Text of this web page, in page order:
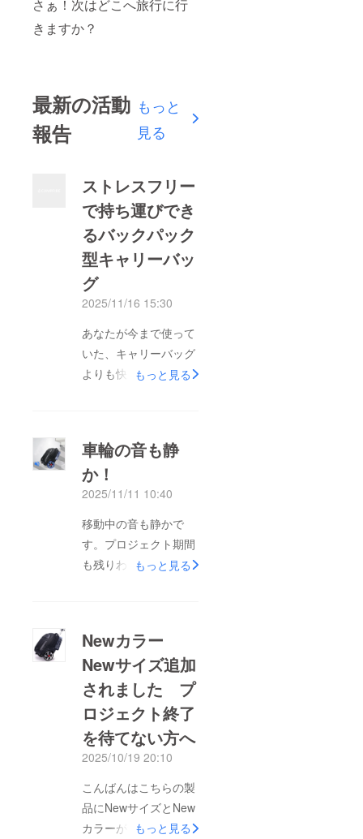
さぁ！次はどこへ旅行に行
きますか？
最新の活動
報告
もっと
見る
ストレスフリー
で持ち運びでき
るバックパック
型キャリーバッ
グ
2025/11/16 15:30
あなたが今まで使って
いた、キャリーバッグ
よりも快適にストレス
る！
もっと見る
車輪の音も静
か！
2025/11/11 10:40
移動中の音も静かで
す。プロジェクト期間
も残りわずかとなりま
もっと見る
Newカラー
Newサイズ追加
されました プ
ロジェクト終了
を待てない方へ
2025/10/19 20:10
こんばんはこちらの製
品にNewサイズとNew
カラーが追加されまし
もっと見る